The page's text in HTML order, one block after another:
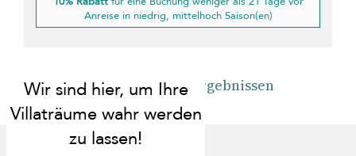
Anreise in niedrig, mittelhoch Saison(en)
Zurück zu den Ergebnissen